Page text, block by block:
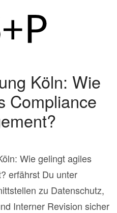
Köln: Wie
Compliance
Wie gelingt agiles
erfährst Du unter
zu Datenschutz,
Interner Revision sicher